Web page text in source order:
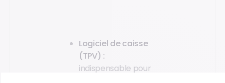
Logiciel de caisse
(TPV) :
indispensable pour